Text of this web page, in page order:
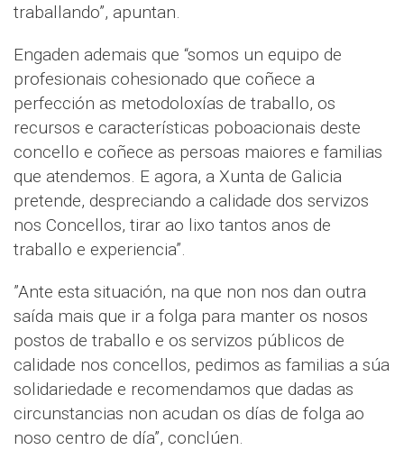
traballando”, apuntan.
Engaden ademais que “somos un equipo de
profesionais cohesionado que coñece a
perfección as metodoloxías de traballo, os
recursos e características poboacionais deste
concello e coñece as persoas maiores e familias
que atendemos. E agora, a Xunta de Galicia
pretende, despreciando a calidade dos servizos
nos Concellos, tirar ao lixo tantos anos de
traballo e experiencia”.
”Ante esta situación, na que non nos dan outra
saída mais que ir a folga para manter os nosos
postos de traballo e os servizos públicos de
calidade nos concellos, pedimos as familias a súa
solidariedade e recomendamos que dadas as
circunstancias non acudan os días de folga ao
noso centro de día”, conclúen.